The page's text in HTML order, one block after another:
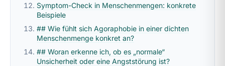
Symptom-Check in Menschenmengen: konkrete
Beispiele
## Wie fühlt sich Agoraphobie in einer dichten
Menschenmenge konkret an?
## Woran erkenne ich, ob es „normale“
Unsicherheit oder eine Angststörung ist?